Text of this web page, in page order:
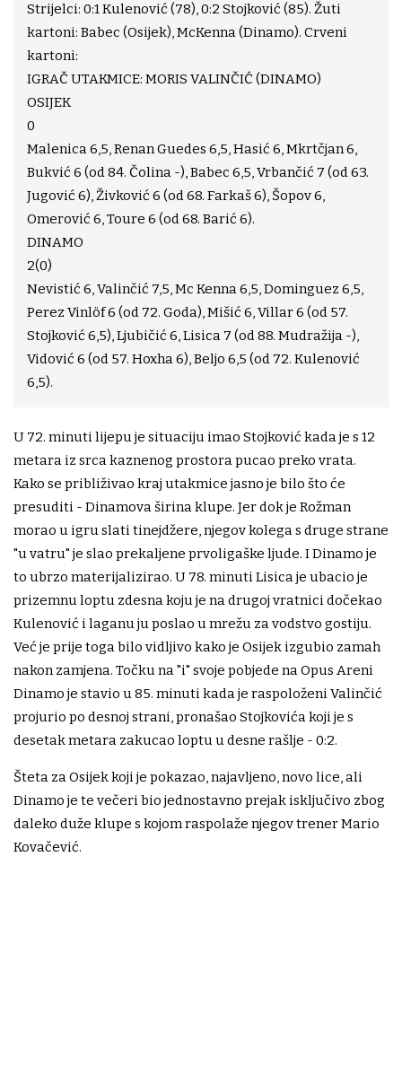
Strijelci: 0:1 Kulenović (78), 0:2 Stojković (85). Žuti
kartoni: Babec (Osijek), McKenna (Dinamo). Crveni
kartoni:
IGRAČ UTAKMICE: MORIS VALINČIĆ (DINAMO)
OSIJEK
0
Malenica 6,5, Renan Guedes 6,5, Hasić 6, Mkrtčjan 6,
Bukvić 6 (od 84. Čolina -), Babec 6,5, Vrbančić 7 (od 63.
Jugović 6), Živković 6 (od 68. Farkaš 6), Šopov 6,
Omerović 6, Toure 6 (od 68. Barić 6).
DINAMO
2(0)
Nevistić 6, Valinčić 7,5, Mc Kenna 6,5, Dominguez 6,5,
Perez Vinlöf 6 (od 72. Goda), Mišić 6, Villar 6 (od 57.
Stojković 6,5), Ljubičić 6, Lisica 7 (od 88. Mudražija -),
Vidović 6 (od 57. Hoxha 6), Beljo 6,5 (od 72. Kulenović
6,5).
U 72. minuti lijepu je situaciju imao Stojković kada je s 12
metara iz srca kaznenog prostora pucao preko vrata.
Kako se približivao kraj utakmice jasno je bilo što će
presuditi - Dinamova širina klupe. Jer dok je Rožman
morao u igru slati tinejdžere, njegov kolega s druge strane
"u vatru" je slao prekaljene prvoligaške ljude. I Dinamo je
to ubrzo materijalizirao. U 78. minuti Lisica je ubacio je
prizemnu loptu zdesna koju je na drugoj vratnici dočekao
Kulenović i laganu ju poslao u mrežu za vodstvo gostiju.
Već je prije toga bilo vidljivo kako je Osijek izgubio zamah
nakon zamjena. Točku na "i" svoje pobjede na Opus Areni
Dinamo je stavio u 85. minuti kada je raspoloženi Valinčić
projurio po desnoj strani, pronašao Stojkovića koji je s
desetak metara zakucao loptu u desne rašlje - 0:2.
Šteta za Osijek koji je pokazao, najavljeno, novo lice, ali
Dinamo je te večeri bio jednostavno prejak isključivo zbog
daleko duže klupe s kojom raspolaže njegov trener Mario
Kovačević.